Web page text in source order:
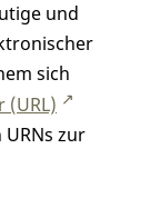
und
sich
(URL)
zur